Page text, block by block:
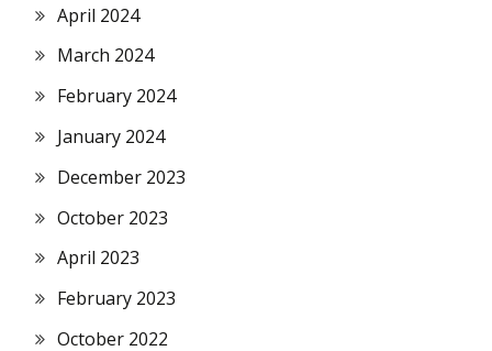
April 2024
March 2024
February 2024
January 2024
December 2023
October 2023
April 2023
February 2023
October 2022